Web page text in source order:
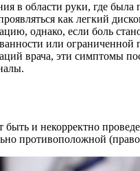
в области руки, где
как легкий
однако, если боль
или
врача, эти симптомы
и некорректно
противоположной